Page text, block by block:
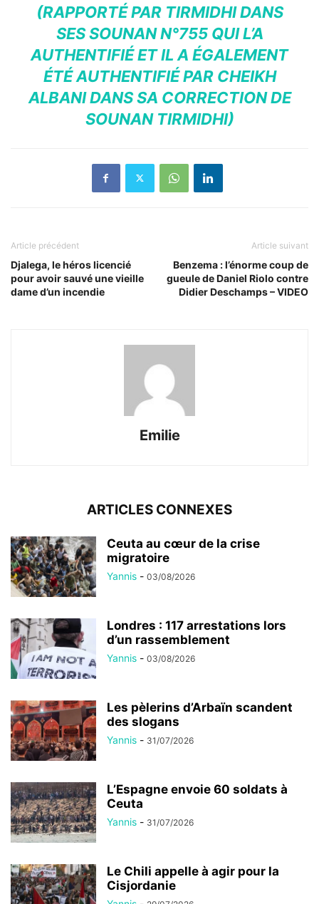
(RAPPORTÉ PAR TIRMIDHI DANS
SES SOUNAN N°755 QUI L’A
AUTHENTIFIÉ ET IL A ÉGALEMENT
ÉTÉ AUTHENTIFIÉ PAR CHEIKH
ALBANI DANS SA CORRECTION DE
SOUNAN TIRMIDHI)
Article précédent
Djalega, le héros licencié
pour avoir sauvé une vieille
dame d’un incendie
Article suivant
Benzema : l’énorme coup de
gueule de Daniel Riolo contre
Didier Deschamps – VIDEO
Emilie
ARTICLES CONNEXES
Ceuta au cœur de la crise
migratoire
Yannis - 03/08/2026
Londres : 117 arrestations lors
d’un rassemblement
Yannis - 03/08/2026
Les pèlerins d’Arbaïn scandent
des slogans
Yannis - 31/07/2026
L’Espagne envoie 60 soldats à
Ceuta
Yannis - 31/07/2026
Le Chili appelle à agir pour la
Cisjordanie